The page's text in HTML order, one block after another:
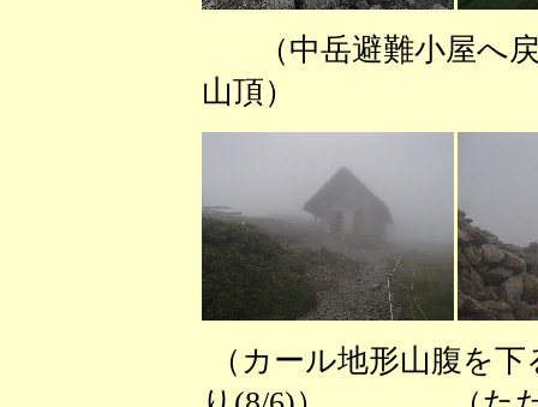
（中岳避難
山頂） （赤石
（カール地形山腹を